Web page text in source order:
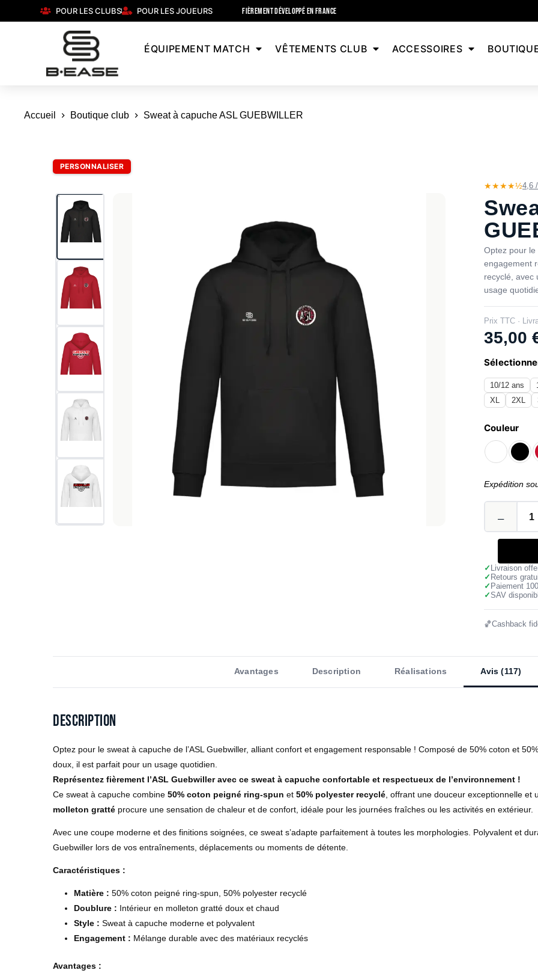
POUR LES CLUBS POUR LES JOUEURS FIÈREMENT DÉVELOPPÉ EN FRANCE
ÉQUIPEMENT MATCH VÊTEMENTS CLUB ACCESSOIRES
Accueil Boutique club Sweat à capuche ASL GUEBWILLER
PERSONNALISER
★★★★½4,6
Optez pour le
engagement
recyclé, avec
usage
Prix TTC ·
35,00
10/12 ans
XL
2XL
Couleur
Expédition
✓
Livraison
✓ Retours
✓ Paiement
✓SAV
🏀Cashback
Avantages Description Réalisations Avis (117)
Description
Optez pour le sweat à capuche de l’ASL Guebwiller, alliant confort et engagement responsable ! Composé de 50% coton et
doux, il est parfait pour un usage quotidien.
Représentez fièrement l’ASL Guebwiller avec ce sweat à capuche confortable et respectueux de l’environnement !
Ce sweat à capuche combine 50% coton peigné ring-spun et 50% polyester recyclé, offrant une douceur exceptionnelle et
molleton gratté procure une sensation de chaleur et de confort, idéale pour les journées fraîches ou les activités en extérieur.
Avec une coupe moderne et des finitions soignées, ce sweat s’adapte parfaitement à toutes les morphologies. Polyvalent et
Guebwiller lors de vos entraînements, déplacements ou moments de détente.
Caractéristiques :
Matière : 50% coton peigné ring-spun, 50% polyester recyclé
Doublure : Intérieur en molleton gratté doux et chaud
Style : Sweat à capuche moderne et polyvalent
Engagement : Mélange durable avec des matériaux recyclés
Avantages :